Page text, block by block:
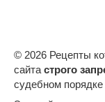
© 2026 Рецепты
сайта строго
судебном порядке